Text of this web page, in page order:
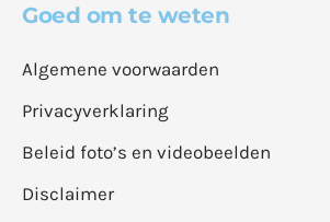
Goed om te weten
Algemene voorwaarden
Privacyverklaring
Beleid foto’s en videobeelden
Disclaimer